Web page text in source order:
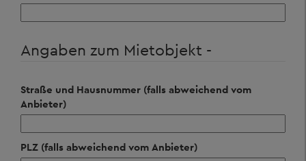
Angaben zum Mietobjekt -
Straße und Hausnummer (falls abweichend vom
Anbieter)
PLZ (falls abweichend vom Anbieter)